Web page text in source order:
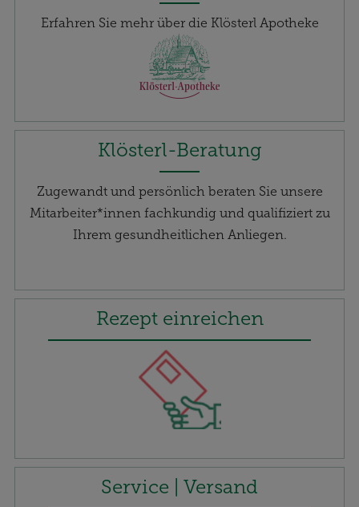
Erfahren Sie mehr über die Klösterl Apotheke
Klösterl-Beratung
Zugewandt und persönlich beraten Sie unsere
Mitarbeiter*innen fachkundig und qualifiziert zu
Ihrem gesundheitlichen Anliegen.
Rezept einreichen
Service | Versand